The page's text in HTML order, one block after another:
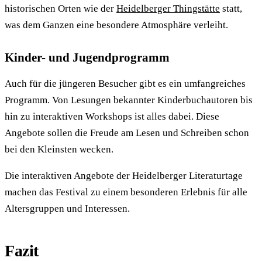
historischen Orten wie der Heidelberger Thingstätte statt,
was dem Ganzen eine besondere Atmosphäre verleiht.
Kinder- und Jugendprogramm
Auch für die jüngeren Besucher gibt es ein umfangreiches
Programm. Von Lesungen bekannter Kinderbuchautoren bis
hin zu interaktiven Workshops ist alles dabei. Diese
Angebote sollen die Freude am Lesen und Schreiben schon
bei den Kleinsten wecken.
Die interaktiven Angebote der Heidelberger Literaturtage
machen das Festival zu einem besonderen Erlebnis für alle
Altersgruppen und Interessen.
Fazit